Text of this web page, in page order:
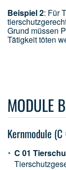
Beispiel 2: Für
Grund müssen
Tätigkeit töten
MODULE
Kernmodule
C 01